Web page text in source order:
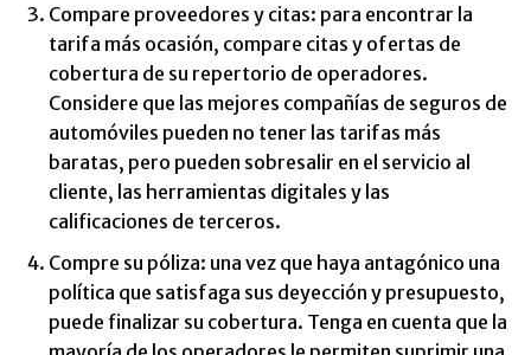
Compare proveedores y citas: para encontrar la
tarifa más ocasión, compare citas y ofertas de
cobertura de su repertorio de operadores.
Considere que las mejores compañías de seguros de
automóviles pueden no tener las tarifas más
baratas, pero pueden sobresalir en el servicio al
cliente, las herramientas digitales y las
calificaciones de terceros.
Compre su póliza: una vez que haya antagónico una
política que satisfaga sus deyección y presupuesto,
puede finalizar su cobertura. Tenga en cuenta que la